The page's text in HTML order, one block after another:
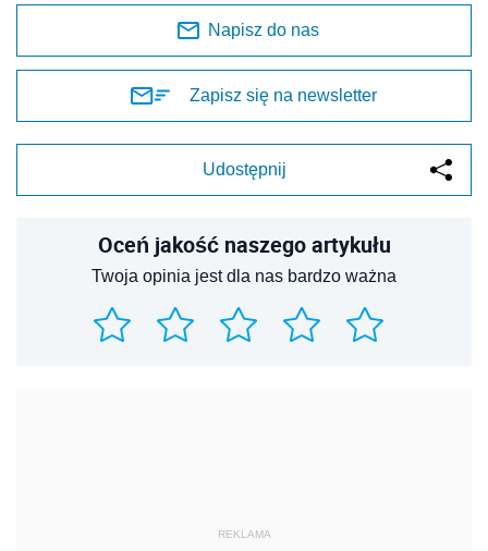
Napisz do nas
Zapisz się na newsletter
Udostępnij
Oceń jakość naszego artykułu
Twoja opinia jest dla nas bardzo ważna
REKLAMA